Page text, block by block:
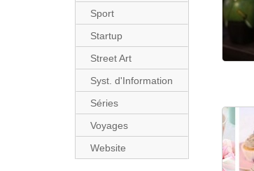
Sport
Startup
Street Art
Syst. d'Information
Séries
Voyages
Website